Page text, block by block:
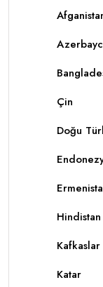
Çin
Doğu
Hindistan
Kafkaslar
Katar